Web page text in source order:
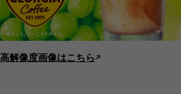
高解像度画像はこちら↗︎